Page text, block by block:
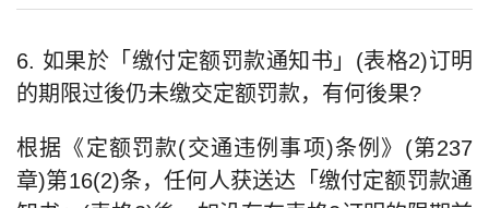
6. 如果於「缴付定额罚款通知书」(表格2)订明
的期限过後仍未缴交定额罚款，有何後果?
根据《定额罚款(交通违例事项)条例》(第237
章)第16(2)条，任何人获送达「缴付定额罚款通